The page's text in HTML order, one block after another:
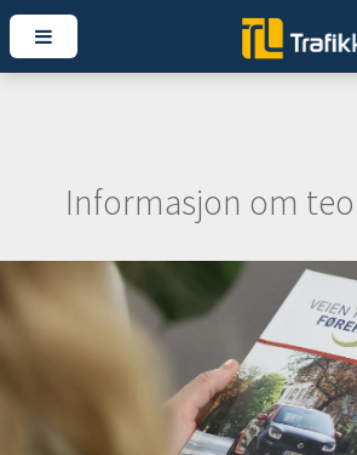
Informasjon om